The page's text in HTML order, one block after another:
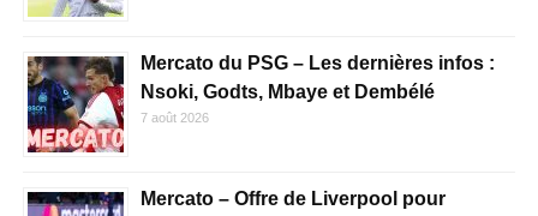
Mercato du PSG – Les dernières infos :
Nsoki, Godts, Mbaye et Dembélé
7 août 2026
Mercato – Offre de Liverpool pour